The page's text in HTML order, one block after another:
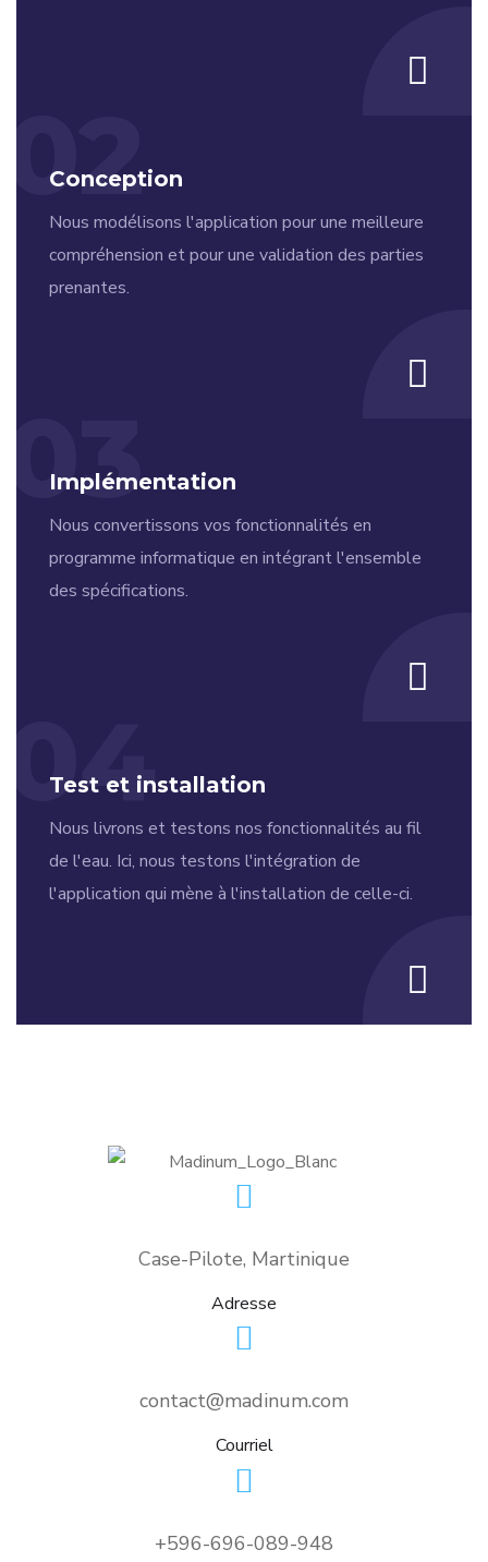
02
Conception
Nous modélisons l'application pour une meilleure
compréhension et pour une validation des parties
prenantes.
03
Implémentation
Nous convertissons vos fonctionnalités en
programme informatique en intégrant l'ensemble
des spécifications.
04
Test et installation
Nous livrons et testons nos fonctionnalités au fil
de l'eau. Ici, nous testons l'intégration de
l'application qui mène à l'installation de celle-ci.
Case-Pilote, Martinique
Adresse
contact@madinum.com
Courriel
+596-696-089-948